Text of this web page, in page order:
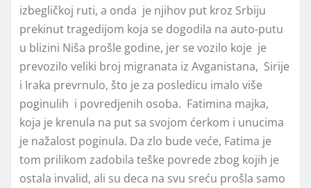
izbegličkoj ruti, a onda je njihov put kroz Srbiju
prekinut tragedijom koja se dogodila na auto-putu
u blizini Niša prošle godine, jer se vozilo koje je
prevozilo veliki broj migranata iz Avganistana, Sirije
i Iraka prevrnulo, što je za posledicu imalo više
poginulih i povredjenih osoba. Fatimina majka,
koja je krenula na put sa svojom ćerkom i unucima
je nažalost poginula. Da zlo bude veće, Fatima je
tom prilikom zadobila teške povrede zbog kojih je
ostala invalid, ali su deca na svu sreću prošla samo